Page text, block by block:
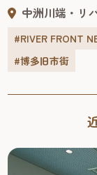
中洲川端・リ
#RIVER FRONT
#博多旧市街